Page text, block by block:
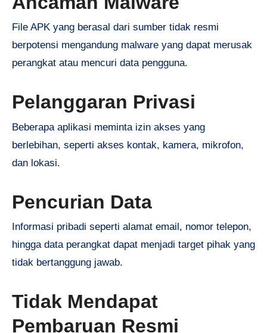
File APK yang berasal dari sumber tidak resmi
berpotensi mengandung malware yang dapat merusak
perangkat atau mencuri data pengguna.
Pelanggaran Privasi
Beberapa aplikasi meminta izin akses yang
berlebihan, seperti akses kontak, kamera, mikrofon,
dan lokasi.
Pencurian Data
Informasi pribadi seperti alamat email, nomor telepon,
hingga data perangkat dapat menjadi target pihak yang
tidak bertanggung jawab.
Tidak Mendapat
Pembaruan Resmi